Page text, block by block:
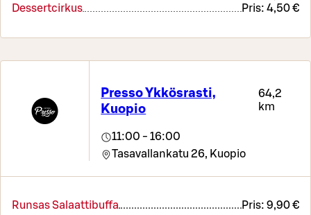
Dessertcirkus
Pris: 4,50 €
Presso Ykkösrasti,
Kuopio
64,2
km
11:00 - 16:00
Tasavallankatu 26, Kuopio
Runsas Salaattibuffa Pris: 9,90 €